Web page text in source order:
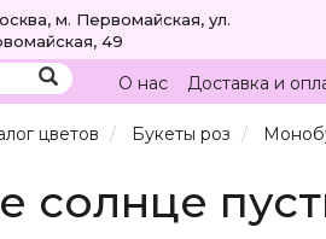
м. Первомайская, ул.
49
О нас Доставка и
цветов Букеты роз
солнце